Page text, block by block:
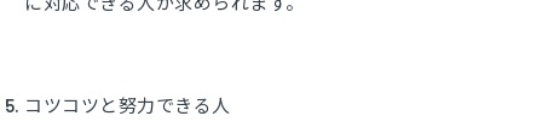
コツコツと努力できる人